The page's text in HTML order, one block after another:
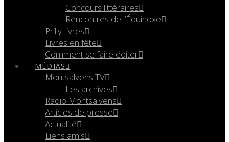
Concours littéraires
Rencontres de l’Équinoxe
PrillyLivres
Livres en fête
Comment se faire éditer
MÉDIAS
Montsalvens TV
Les archives
Radio Montsalvens
Articles de presse
Actualité
Liens amis